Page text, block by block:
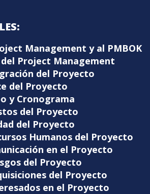
Management y al PMBOK
Project Management
del Proyecto
del Proyecto
y Cronograma
del Proyecto
del Proyecto
Humanos del Proyecto
en el Proyecto
del Proyecto
del Proyecto
en el Proyecto